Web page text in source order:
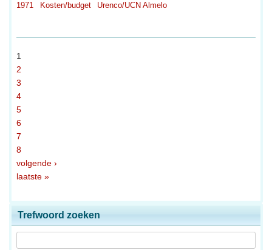
1971
Kosten/budget Urenco/UCN Almelo
1
2
3
4
5
6
7
8
volgende ›
laatste »
Trefwoord zoeken